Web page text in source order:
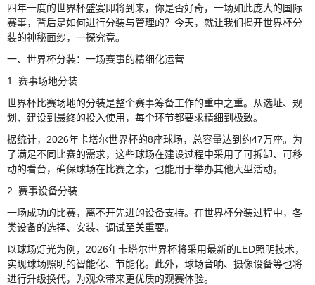
四年一度的世界杯盛宴即将到来，你是否好奇，一场如此庞大的国际
赛事，背后是如何进行分装与管理的？今天，就让我们揭开世界杯分
装的神秘面纱，一探究竟。
一、世界杯分装：一场赛事的精细化运营
1. 赛事场地分装
世界杯比赛场地的分装是整个赛事筹备工作的重中之重。从选址、规
划、建设到最终的投入使用，每个环节都要求精细到极致。
据统计，2026年卡塔尔世界杯的8座球场，总容量达到约47万座。为
了满足不同比赛的需求，这些球场在建设过程中采用了可拆卸、可移
动的看台，确保球场在比赛之余，也能用于举办其他大型活动。
2. 赛事设备分装
一场成功的比赛，离不开先进的设备支持。在世界杯分装过程中，各
类设备的选择、安装、调试至关重要。
以球场灯光为例，2026年卡塔尔世界杯将采用最新的LED照明技术，
实现球场照明的智能化、节能化。此外，球场音响、摄像设备等也将
进行升级换代，为观众带来更优质的观赛体验。